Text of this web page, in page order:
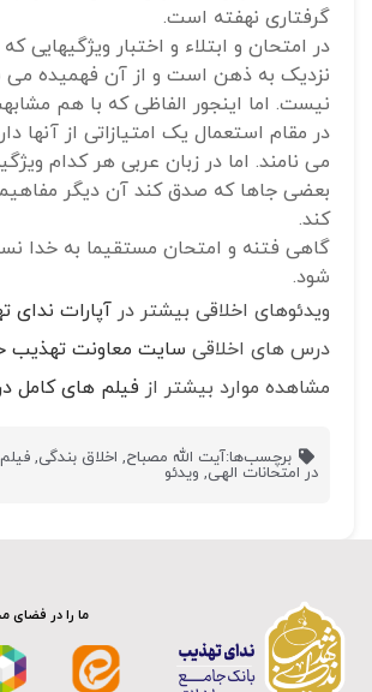
گرفتاری نهفته است.
در امتحان و ابتلاء و اختبار ویژگیهایی
نزدیک به ذهن است و از آن فهمیده می
نیست. اما اینجور الفاظی که با هم
در مقام استعمال یک امتیازاتی از آنها
می نامند. اما در زبان عربی هر کدام
بعضی جاها که صدق کند آن دیگر
کند.
گاهی فتنه و امتحان مستقیما به خدا
شود.
ویدئوهای اخلاقی بیشتر در آپارات ندای
درس های اخلاقی سایت معاونت تهذیب
مشاهده موارد بیشتر از فیلم های کامل
برچسب‌ها:آیت الله مصباح, اخلاق بندگی,
در امتحانات الهی, ویدئو
ما را در فضای